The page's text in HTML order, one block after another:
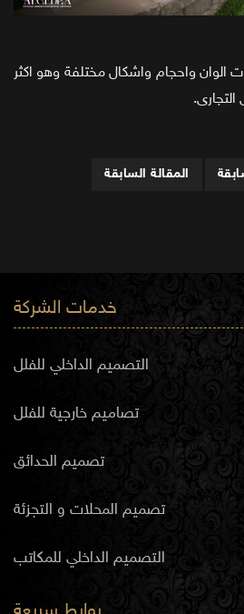
الوان واحجام واشكال مختلفة وهو اكثر
المقالة السابقة
خدمات الشركة
التصميم الداخلي للفلل
تصاميم خارجية للفلل
تصميم الحدائق
تصميم المحلات و التجزئة
التصميم الداخلي للمكاتب